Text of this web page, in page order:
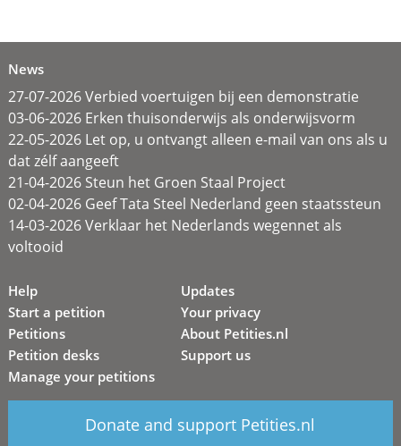
News
27-07-2026 Verbied voertuigen bij een demonstratie
03-06-2026 Erken thuisonderwijs als onderwijsvorm
22-05-2026 Let op, u ontvangt alleen e-mail van ons als u
dat zélf aangeeft
21-04-2026 Steun het Groen Staal Project
02-04-2026 Geef Tata Steel Nederland geen staatssteun
14-03-2026 Verklaar het Nederlands wegennet als
voltooid
Help
Start a petition
Petitions
Petition desks
Manage your petitions
Updates
Your privacy
About Petities.nl
Support us
Donate and support Petities.nl